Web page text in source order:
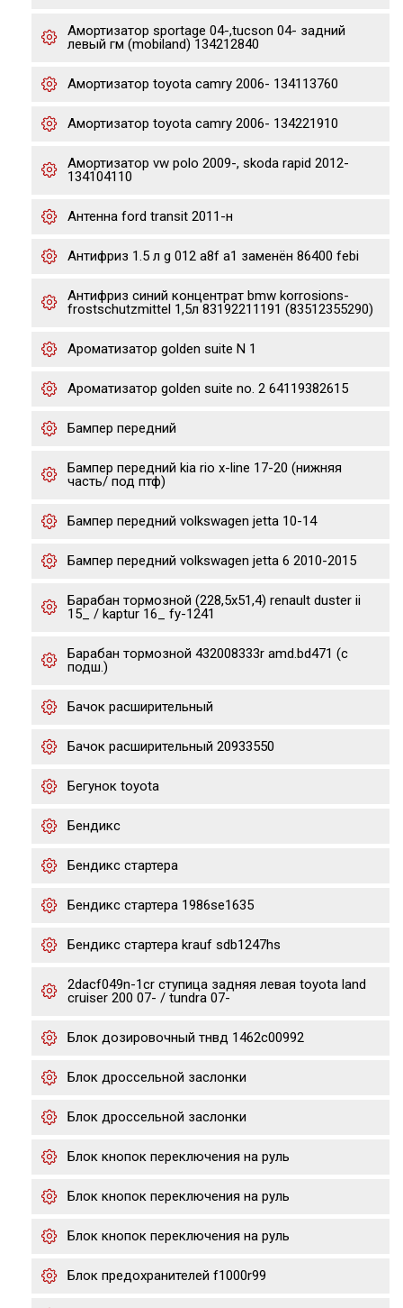
Амортизатор sportage 04-,tucson 04- задний
левый гм (mobiland) 134212840
Амортизатор toyota camry 2006- 134113760
Амортизатор toyota camry 2006- 134221910
Амортизатор vw polo 2009-, skoda rapid 2012-
134104110
Антенна ford transit 2011-н
Антифриз 1.5 л g 012 a8f a1 заменён 86400 febi
Антифриз синий концентрат bmw korrosions-
frostschutzmittel 1,5л 83192211191 (83512355290)
Ароматизатор golden suite N 1
Ароматизатор golden suite no. 2 64119382615
Бампер передний
Бампер передний kia rio x-line 17-20 (нижняя
часть/ под птф)
Бампер передний volkswagen jetta 10-14
Бампер передний volkswagen jetta 6 2010-2015
Барабан тормозной (228,5x51,4) renault duster ii
15_ / kaptur 16_ fy-1241
Барабан тормозной 432008333r amd.bd471 (с
подш.)
Бачок расширительный
Бачок расширительный 20933550
Бегунок toyota
Бендикс
Бендикс стартера
Бендикс стартера 1986se1635
Бендикс стартера krauf sdb1247hs
2dacf049n-1cr ступица задняя левая toyota land
cruiser 200 07- / tundra 07-
Блок дозировочный тнвд 1462c00992
Блок дроссельной заслонки
Блок дроссельной заслонки
Блок кнопок переключения на руль
Блок кнопок переключения на руль
Блок кнопок переключения на руль
Блок предохранителей f1000r99